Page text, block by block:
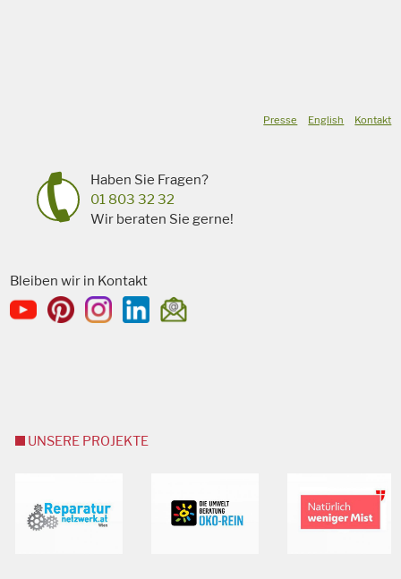
Presse English Kontakt
Haben Sie Fragen?
01 803 32 32
Wir beraten Sie gerne!
Bleiben wir in Kontakt
UNSERE PROJEKTE